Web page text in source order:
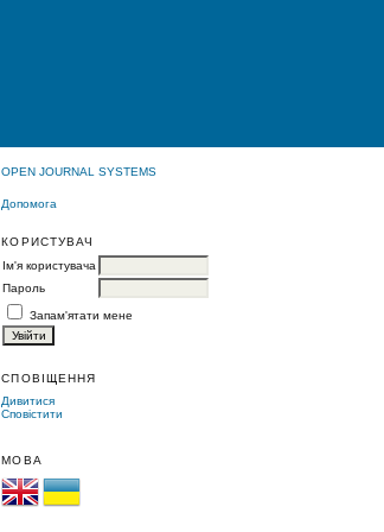
OPEN JOURNAL SYSTEMS
Допомога
КОРИСТУВАЧ
Ім'я користувача
Пароль
Запам'ятати мене
СПОВІЩЕННЯ
Дивитися
Сповістити
МОВА